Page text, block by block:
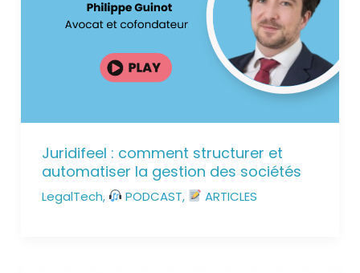
Juridifeel : comment structurer et
automatiser la gestion des sociétés
LegalTech, PODCAST, ARTICLES